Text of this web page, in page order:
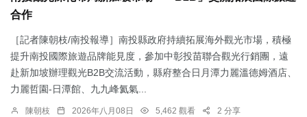
合作
［記者陳朝枝/南投報導］南投縣政府持續拓展海外觀光市場，積極
提升南投國際旅遊品牌能見度，參加中彰投苗聯合觀光行銷團，遠
赴新加坡辦理觀光B2B交流活動，縣府整合日月潭力麗溫德姆酒店、
力麗哲園-日潭館、九九峰氦氣...
陳朝枝 2026年八月08日 5,462 觀看 2 分享